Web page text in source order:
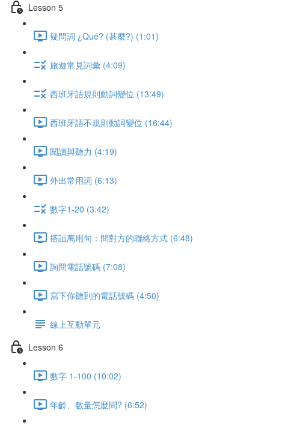
Lesson 5
疑問詞 ¿Qué? (甚麼?) (1:01)
旅遊常見詞彙 (4:09)
西班牙語規則動詞變位 (13:49)
西班牙語不規則動詞變位 (16:44)
閱讀與聽力 (4:19)
外出常用詞 (6:13)
數字1-20 (3:42)
搭訕萬用句：問對方的聯絡方式 (6:48)
詢問電話號碼 (7:08)
寫下你聽到的電話號碼 (4:50)
線上互動單元
Lesson 6
數字 1-100 (10:02)
年齡、數量怎麼問? (6:52)